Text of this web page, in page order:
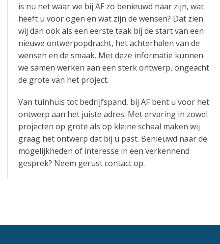
is nu net waar we bij AF zo benieuwd naar zijn, wat
heeft u voor ogen en wat zijn de wensen? Dat zien
wij dan ook als een eerste taak bij de start van een
nieuwe ontwerpopdracht, het achterhalen van de
wensen en de smaak. Met deze informatie kunnen
we samen werken aan een sterk ontwerp, ongeacht
de grote van het project.
Van tuinhuis tot bedrijfspand, bij AF bent u voor het
ontwerp aan het juiste adres. Met ervaring in zowel
projecten op grote als op kleine schaal maken wij
graag het ontwerp dat bij u past. Benieuwd naar de
mogelijkheden of interesse in een verkennend
gesprek? Neem gerust contact op.